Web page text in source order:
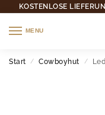
KOSTENLOSE
MENU
Start / Cowboyhut /